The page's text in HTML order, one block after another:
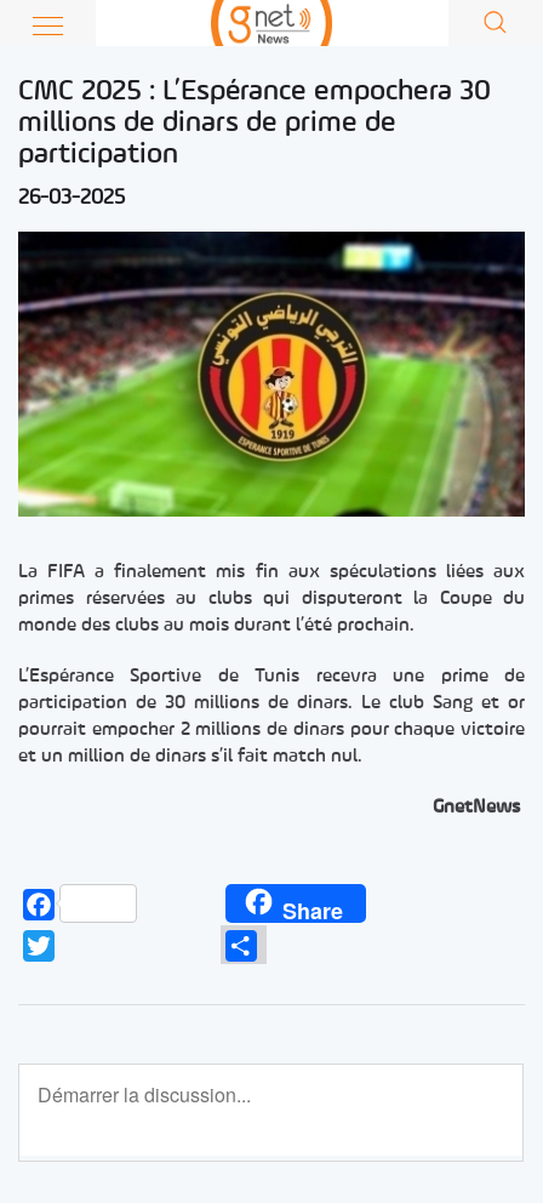
CMC 2025 : L’Espérance empochera 30
millions de dinars de prime de
participation
26-03-2025
La FIFA a finalement mis fin aux spéculations liées aux
primes réservées au clubs qui disputeront la Coupe du
monde des clubs au mois durant l’été prochain.
L’Espérance Sportive de Tunis recevra une prime de
participation de 30 millions de dinars. Le club Sang et or
pourrait empocher 2 millions de dinars pour chaque victoire
et un million de dinars s’il fait match nul.
GnetNews
Facebook Share